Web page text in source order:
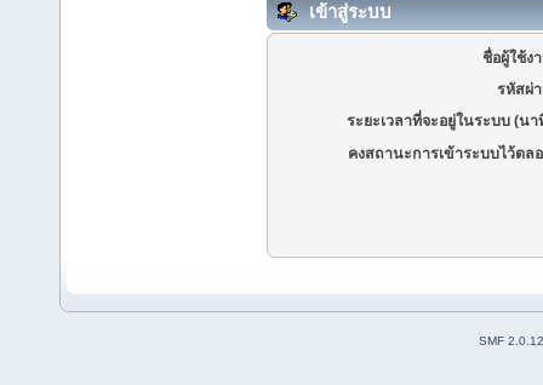
เข้าสู่ระบบ
ชื่อผู้ใช้ง
รหัสผ่
ระยะเวลาที่จะอยู่ในระบบ (นา
คงสถานะการเข้าระบบไว้ตล
SMF 2.0.12